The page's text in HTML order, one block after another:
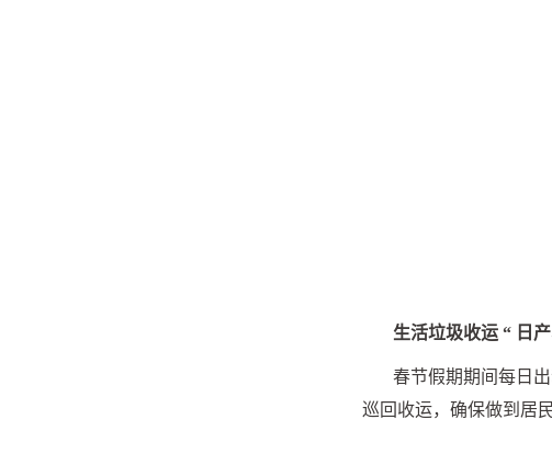
生活垃圾收运 “ 日
春节假期期间每日
巡回收运，确保做到居